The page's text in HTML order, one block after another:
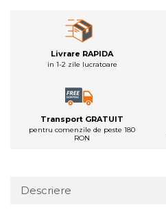
Livrare RAPIDA
in 1-2 zile lucratoare
Transport GRATUIT
pentru comenzile de peste 180
RON
Descriere